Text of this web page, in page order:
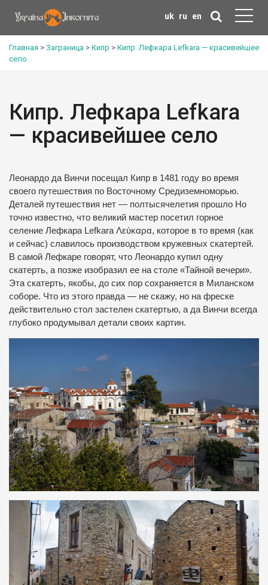
uk ru en
Главная > Заграница > Кипр > Кипр. Лефкара Lefkara — красивейшее
село
Кипр. Лефкара Lefkara
— красивейшее село
Леонардо да Винчи посещал Кипр в 1481 году во время
своего путешествия по Восточному Средиземноморью.
Деталей путешествия нет — полтысячелетия прошло Но
точно известно, что великий мастер посетил горное
селение Лефкара Lefkara Λεύκαρα, которое в то время (как
и сейчас) славилось производством кружевных скатертей.
В самой Лефкаре говорят, что Леонардо купил одну
скатерть, а позже изобразил ее на столе «Тайной вечери».
Эта скатерть, якобы, до сих пор сохраняется в Миланском
соборе. Что из этого правда — не скажу, но на фреске
действительно стол застелен скатертью, а да Винчи всегда
глубоко продумывал детали своих картин.